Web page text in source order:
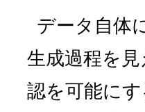
データ自体
生成過程を
認を可能に